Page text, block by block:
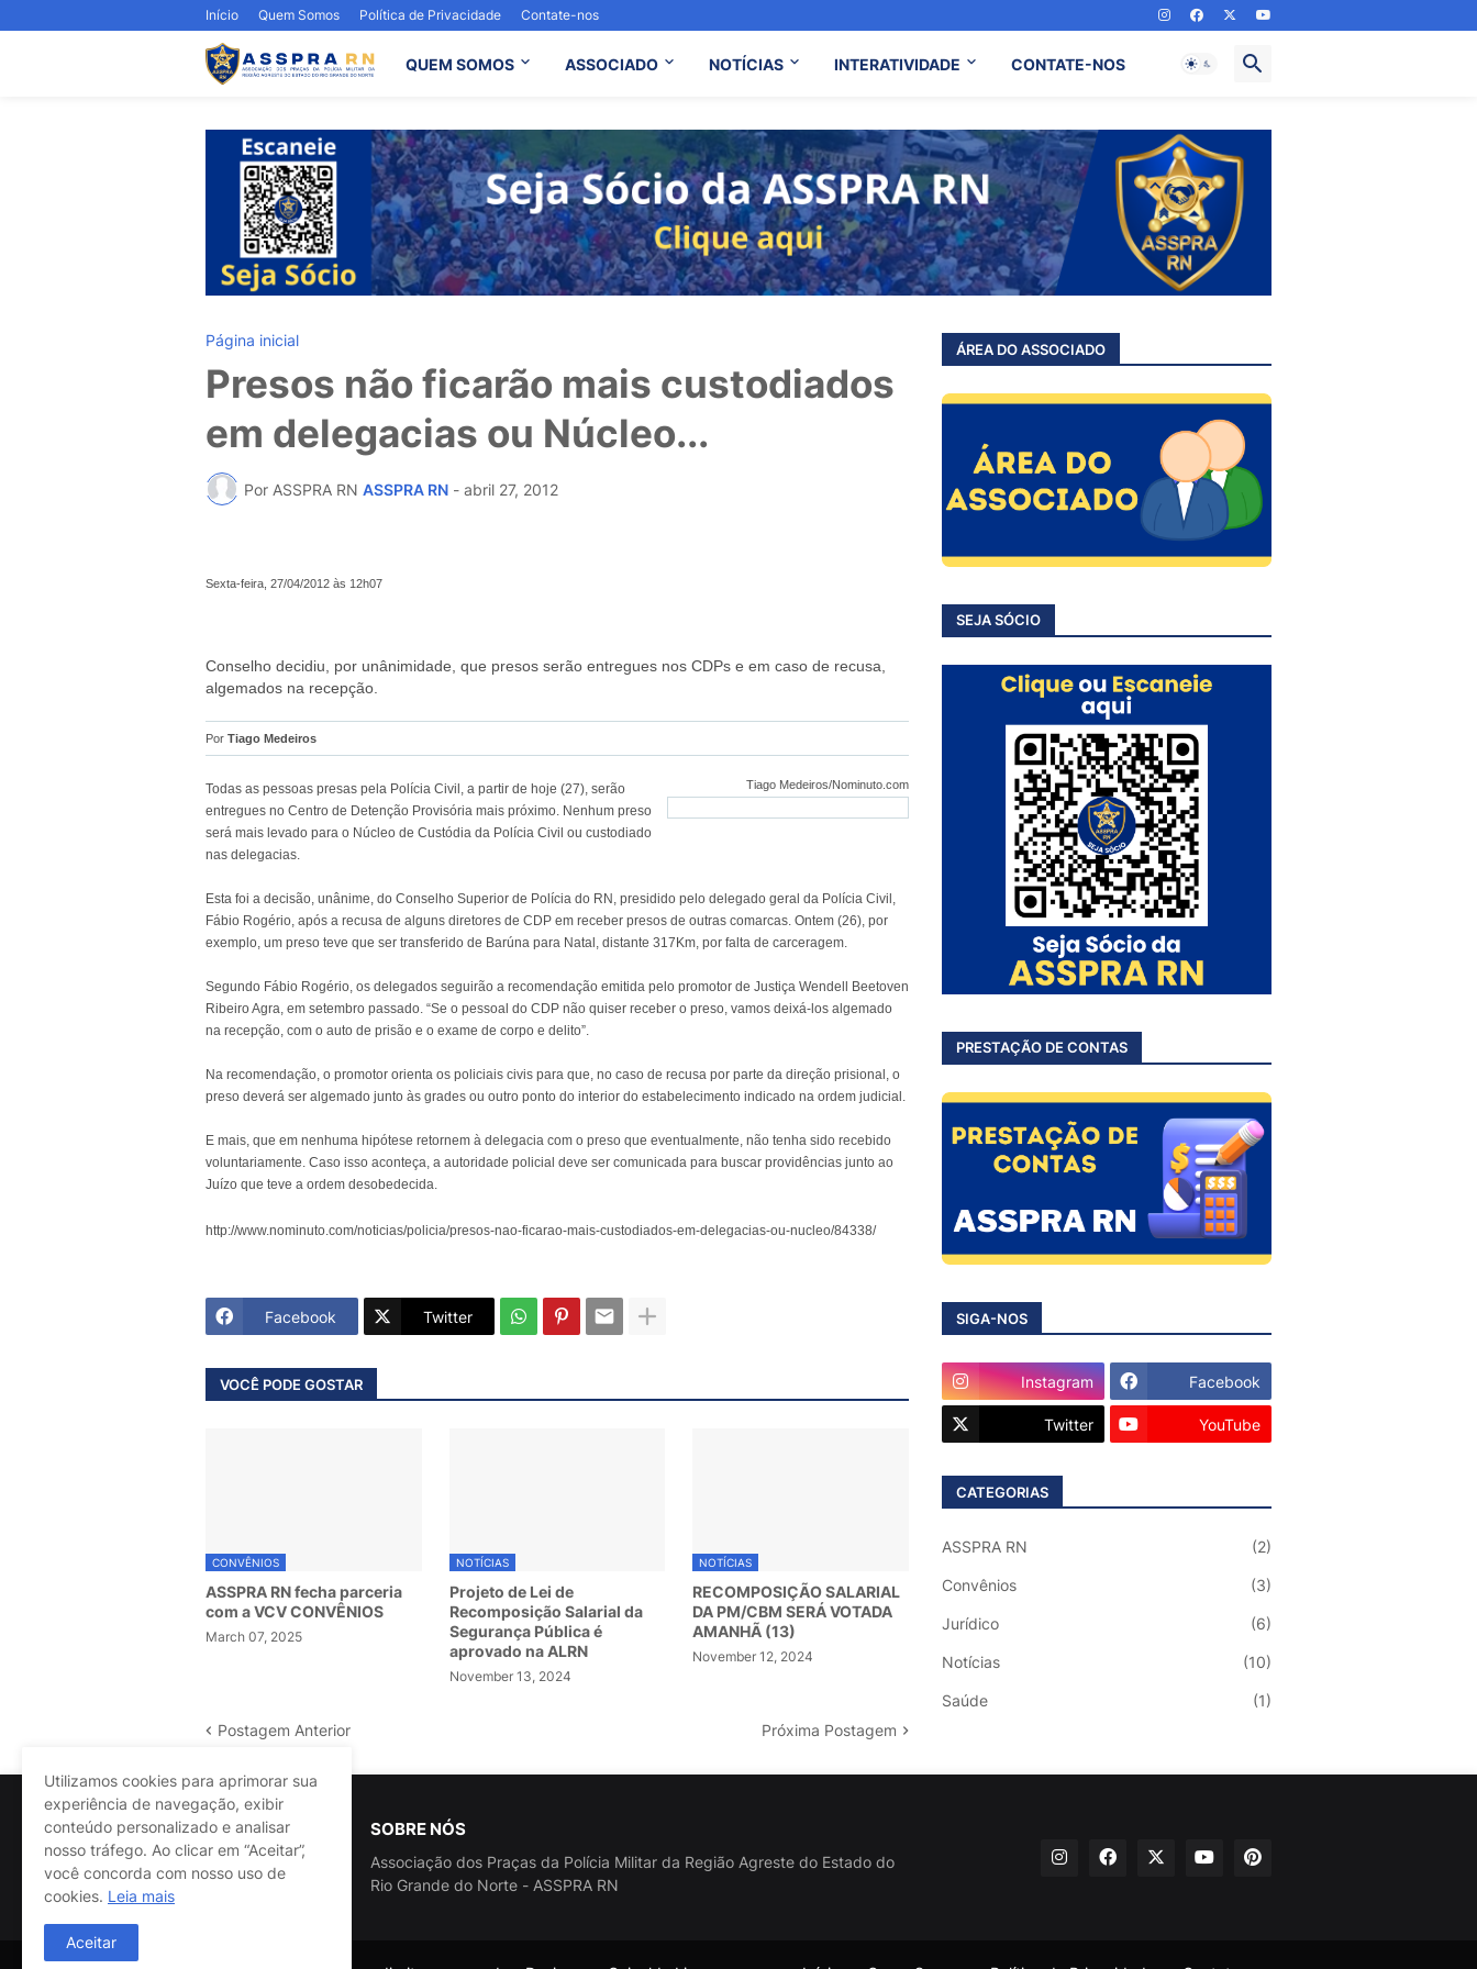
Início Quem Somos Política de Privacidade Contate-nos
QUEM SOMOS ASSOCIADO NOTÍCIAS INTERATIVIDADE CONTATE-NOS
Página inicial
Presos não ficarão mais custodiados
em delegacias ou Núcleo...
Por ASSPRA RN ASSPRA RN - abril 27, 2012
Sexta-feira, 27/04/2012 às 12h07
Conselho decidiu, por unânimidade, que presos serão entregues nos CDPs e em caso de recusa,
algemados na recepção.
Por Tiago Medeiros
Tiago Medeiros/Nominuto.com
Todas as pessoas presas pela Polícia Civil, a partir de hoje (27), serão
entregues no Centro de Detenção Provisória mais próximo. Nenhum preso
será mais levado para o Núcleo de Custódia da Polícia Civil ou custodiado
nas delegacias.
Esta foi a decisão, unânime, do Conselho Superior de Polícia do RN, presidido pelo delegado geral da Polícia Civil,
Fábio Rogério, após a recusa de alguns diretores de CDP em receber presos de outras comarcas. Ontem (26), por
exemplo, um preso teve que ser transferido de Barúna para Natal, distante 317Km, por falta de carceragem.
Segundo Fábio Rogério, os delegados seguirão a recomendação emitida pelo promotor de Justiça Wendell Beetoven
Ribeiro Agra, em setembro passado. “Se o pessoal do CDP não quiser receber o preso, vamos deixá-los algemado
na recepção, com o auto de prisão e o exame de corpo e delito”.
Na recomendação, o promotor orienta os policiais civis para que, no caso de recusa por parte da direção prisional, o
preso deverá ser algemado junto às grades ou outro ponto do interior do estabelecimento indicado na ordem judicial.
E mais, que em nenhuma hipótese retornem à delegacia com o preso que eventualmente, não tenha sido recebido
voluntariamente. Caso isso aconteça, a autoridade policial deve ser comunicada para buscar providências junto ao
Juízo que teve a ordem desobedecida.
http://www.nominuto.com/noticias/policia/presos-nao-ficarao-mais-custodiados-em-delegacias-ou-nucleo/84338/
Facebook Twitter
VOCÊ PODE GOSTAR
CONVÊNIOS
ASSPRA RN fecha parceria
com a VCV CONVÊNIOS
March 07, 2025
NOTÍCIAS
Projeto de Lei de
Recomposição Salarial da
Segurança Pública é
aprovado na ALRN
November 13, 2024
NOTÍCIAS
RECOMPOSIÇÃO SALARIAL
DA PM/CBM SERÁ VOTADA
AMANHÃ (13)
November 12, 2024
Postagem Anterior Próxima Postagem
ÁREA DO ASSOCIADO
SEJA SÓCIO
PRESTAÇÃO DE CONTAS
SIGA-NOS
Instagram Facebook
Twitter YouTube
CATEGORIAS
ASSPRA RN (2)
Convênios (3)
Jurídico (6)
Notícias (10)
Saúde (1)
SOBRE NÓS
Associação dos Praças da Polícia Militar da Região Agreste do Estado do
Rio Grande do Norte - ASSPRA RN
Utilizamos cookies para aprimorar sua
experiência de navegação, exibir
conteúdo personalizado e analisar
nosso tráfego. Ao clicar em “Aceitar”,
você concorda com nosso uso de
cookies. Leia mais
Aceitar